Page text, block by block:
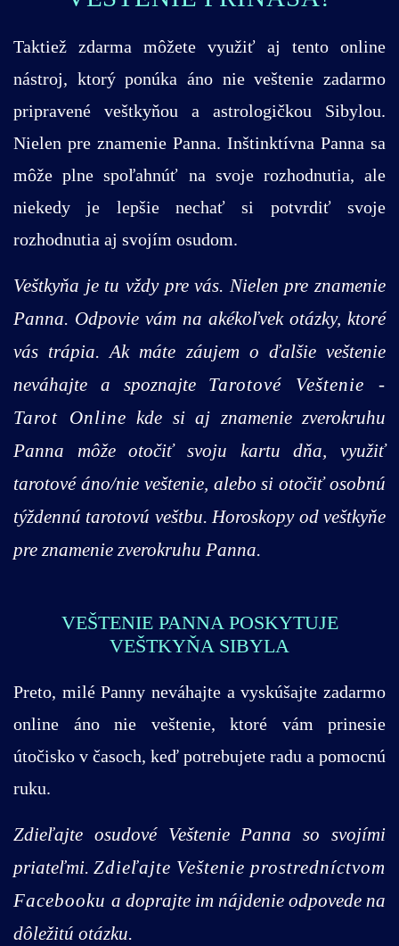
Taktiež zdarma môžete využiť aj tento online
nástroj, ktorý ponúka áno nie veštenie zadarmo
pripravené veštkyňou a astrologičkou Sibylou.
Nielen pre znamenie Panna. Inštinktívna Panna sa
môže plne spoľahnúť na svoje rozhodnutia, ale
niekedy je lepšie nechať si potvrdiť svoje
rozhodnutia aj svojím osudom.
Veštkyňa je tu vždy pre vás. Nielen pre znamenie
Panna. Odpovie vám na akékoľvek otázky, ktoré
vás trápia. Ak máte záujem o ďalšie veštenie
neváhajte a spoznajte Tarotové Veštenie -
Tarot Online kde si aj znamenie zverokruhu
Panna môže otočiť svoju kartu dňa, využiť
tarotové áno/nie veštenie, alebo si otočiť osobnú
týždennú tarotovú veštbu. Horoskopy od veštkyňe
pre znamenie zverokruhu Panna.
VEŠTENIE PANNA POSKYTUJE
VEŠTKYŇA SIBYLA
Preto, milé Panny neváhajte a vyskúšajte zadarmo
online áno nie veštenie, ktoré vám prinesie
útočisko v časoch, keď potrebujete radu a pomocnú
ruku.
Zdieľajte osudové Veštenie Panna so svojími
priateľmi. Zdieľajte Veštenie prostredníctvom
Facebooku a doprajte im nájdenie odpovede na
dôležitú otázku.